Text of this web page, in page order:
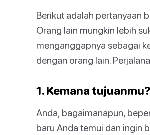
Berikut adalah pertanyaan
Orang lain mungkin lebih
menganggapnya sebagai
dengan orang lain.
1. Kemana tujuanmu?
Anda, bagaimanapun,
baru Anda temui dan ingin